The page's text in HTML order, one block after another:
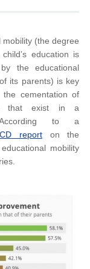
mobility (the degree
education is
the educational
its parents) is key
the cementation of
that exist in a
to a
report on the
mobility